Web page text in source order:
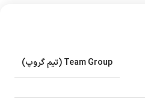
Team Group (تیم گروپ)